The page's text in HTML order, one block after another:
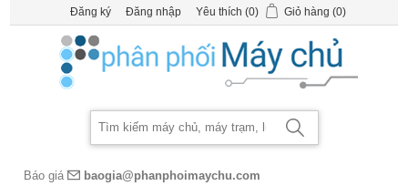
Đăng ký Đăng nhập Yêu thích (0) Giỏ hàng (0)
Báo giá
baogia@phanphoimaychu.com